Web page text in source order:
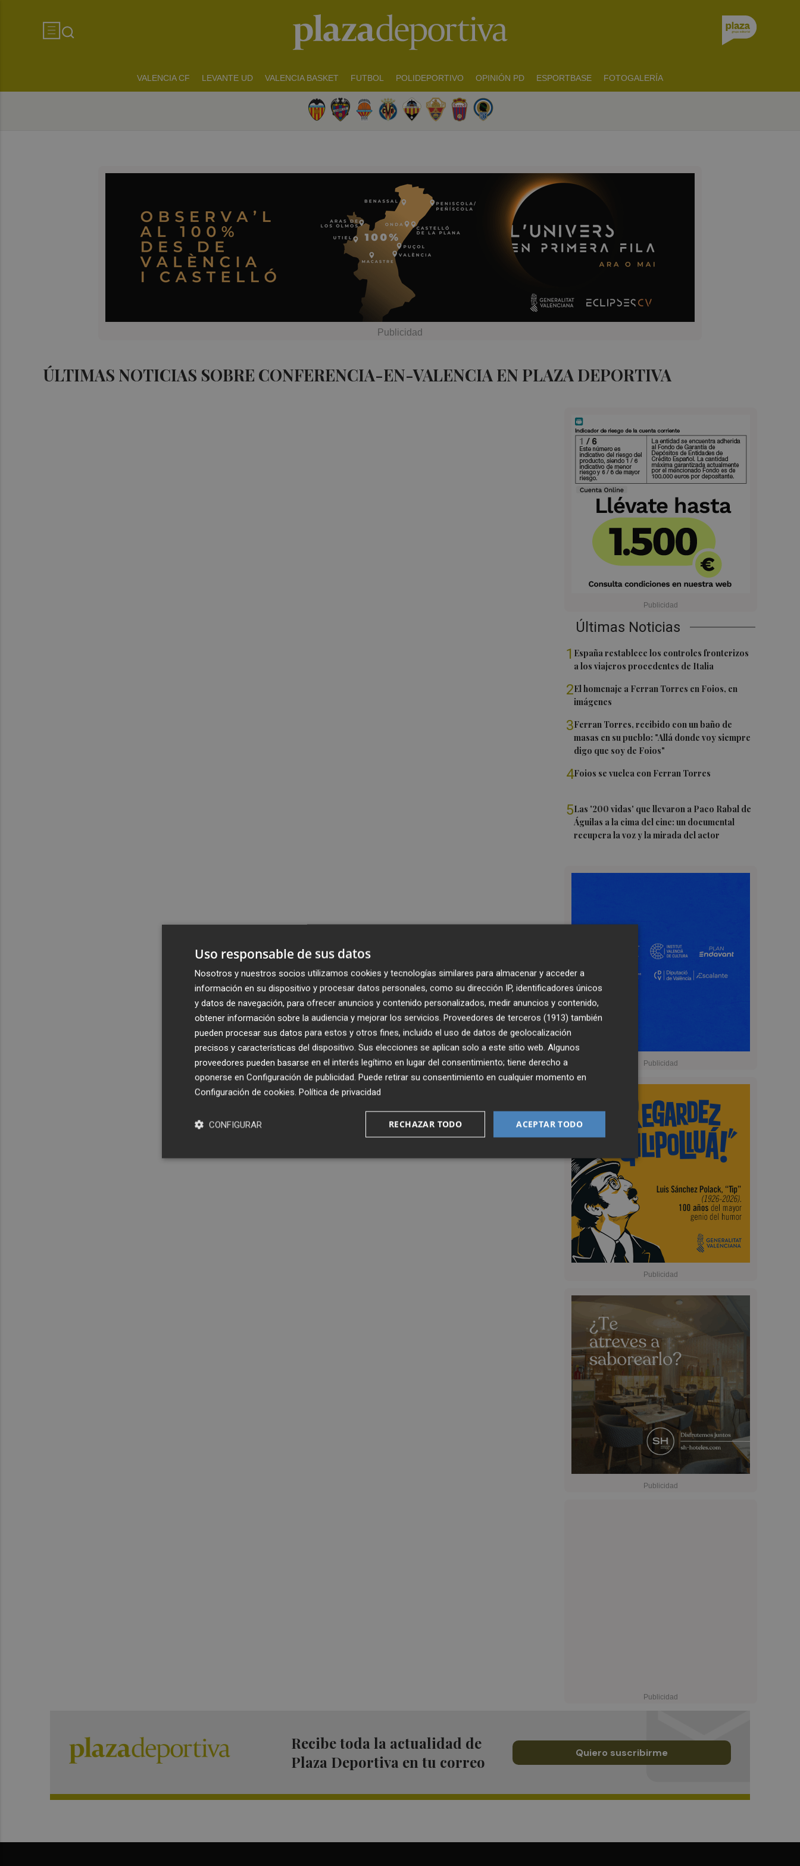
VALENCIA CF LEVANTE UD VALENCIA BASKET FUTBOL POLIDEPORTIVO OPINIÓN PD ESPORTBASE FOTOGALERÍA
ÚLTIMAS NOTICIAS SOBRE CONFERENCIA-EN-VALENCIA EN PLAZA DEPORTIVA
Últimas Noticias
1 España restablece los controles fronterizos
a los viajeros procedentes de Italia
2El homenaje a Ferran Torres en Foios, en
imágenes
3Ferran Torres, recibido con un baño de
masas en su pueblo: "Allá donde voy siempre
digo que soy de Foios"
4Foios se vuelca con Ferran Torres
5Las '200 vidas' que llevaron a Paco Rabal de
Águilas a la cima del cine: un documental
recupera la voz y la mirada del actor
Recibe toda la actualidad de
Plaza Deportiva en tu correo
Quiero suscribirme
Uso responsable de sus datos
Nosotros y nuestros socios utilizamos cookies y tecnologías similares para almacenar y acceder a
información en su dispositivo y procesar datos personales, como su dirección IP, identificadores únicos
y datos de navegación, para ofrecer anuncios y contenido personalizados, medir anuncios y contenido,
obtener información sobre la audiencia y mejorar los servicios. Proveedores de terceros (1913) también
pueden procesar sus datos para estos y otros fines, incluido el uso de datos de geolocalización
precisos y características del dispositivo. Sus elecciones se aplican solo a este sitio web. Algunos
proveedores pueden basarse en el interés legítimo en lugar del consentimiento; tiene derecho a
oponerse en Configuración de publicidad. Puede retirar su consentimiento en cualquier momento en
Configuración de cookies. Política de privacidad
ACEPTAR TODO
RECHAZAR TODO
CONFIGURAR